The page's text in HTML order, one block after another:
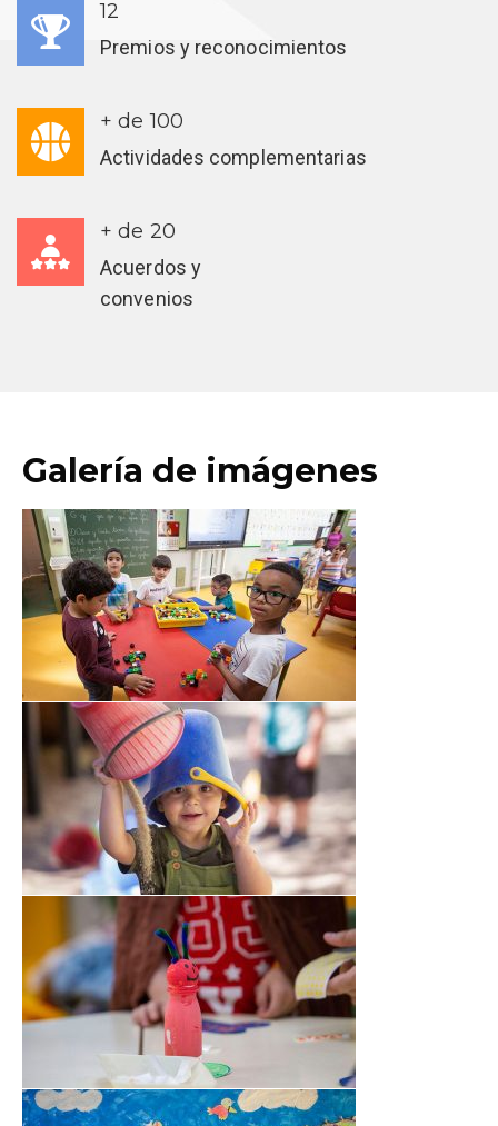
12
Premios y reconocimientos
+ de 100
Actividades complementarias
+ de 20
Acuerdos y
convenios
Galería de imágenes